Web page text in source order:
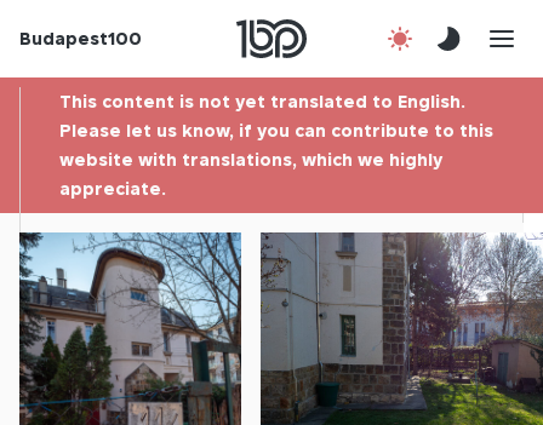
Budapest100
Contact
This content is not yet translated to English.
Please let us know, if you can contribute to this
website with translations, which we highly
appreciate.